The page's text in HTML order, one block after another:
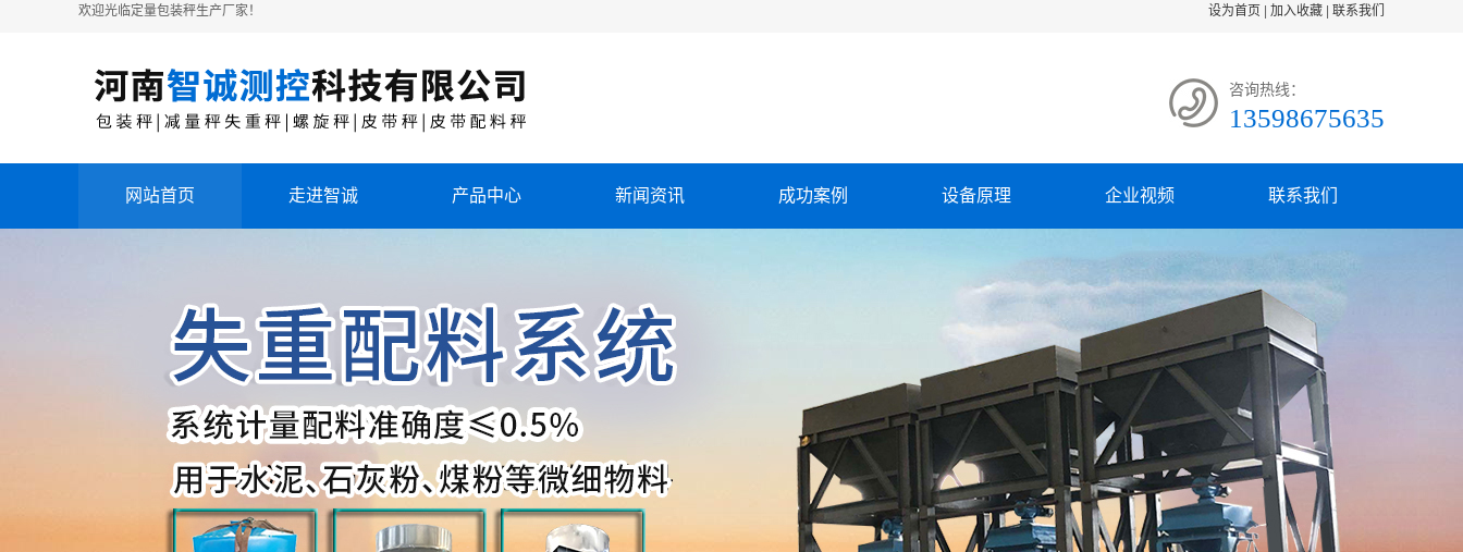
欢迎光临定量包装秤生产厂家！ 设为首页 加入收藏 联系我们
咨询热线：
13598675635
网站首页 走进智诚 产品中心 新闻资讯 成功案例 设备原理 企业视频 联系我们